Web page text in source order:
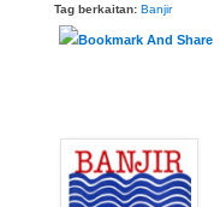
Tag berkaitan: Banjir